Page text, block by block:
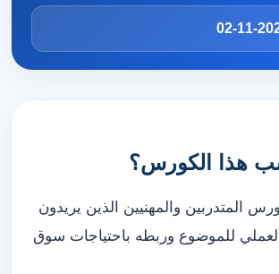
هذا الكورس؟
المتدربين والمهنيين الذين يريدون
للموضوع وربطه باحتياجات سوق